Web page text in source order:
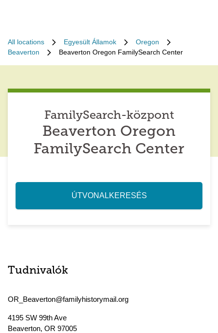
All locations Egyesült Államok
Oregon
Beaverton
Beaverton Oregon FamilySearch Center
FamilySearch-központ
Beaverton Oregon
FamilySearch Center
ÚTVONALKERESÉS
Tudnivalók
OR_Beaverton@familyhistorymail.org
4195 SW 99th Ave
Beaverton, OR 97005